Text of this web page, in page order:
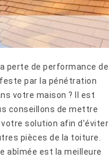
perte de performance de
par la pénétration
votre maison ? Il est
conseillons de mettre
solution afin d’éviter
pièces de la toiture.
abîmée est la meilleure